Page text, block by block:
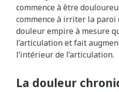
commence à être
commence à irriter la paroi
douleur empire à mesure
l’articulation et fait
l’intérieur de l’articulation.
La douleur